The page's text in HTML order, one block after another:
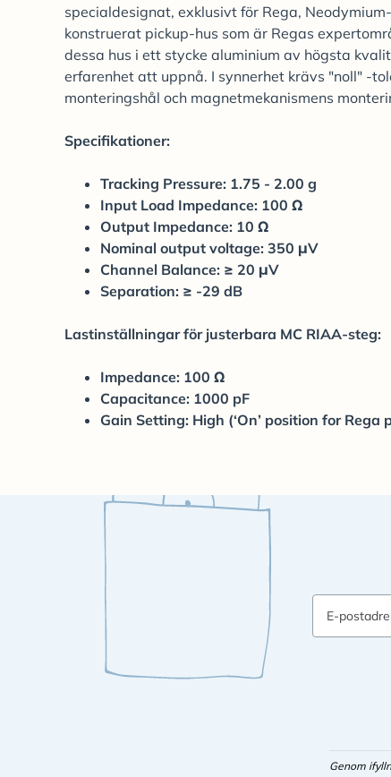
specialdesignat, exklusivt för Rega,
konstruerat pickup-hus som är Regas
dessa hus i ett stycke aluminium av högsta
erfarenhet att uppnå. I synnerhet krävs "noll" -
monteringshål och magnetmekanismens
Specifikationer:
Tracking Pressure: 1.75 - 2.00 g
Input Load Impedance: 100 Ω
Output Impedance: 10 Ω
Nominal output voltage: 350 μV
Channel Balance: ≥ 20 μV
Separation: ≥ -29 dB
Lastinställningar för justerbara MC RIAA-steg:
Impedance: 100 Ω
Capacitance: 1000 pF
Gain Setting: High (‘On’ position for Rega
E-
Genom